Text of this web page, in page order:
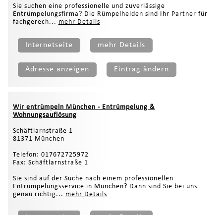
Sie suchen eine professionelle und zuverlässige
Entrümpelungsfirma? Die Rümpelhelden sind Ihr Partner für
fachgerech... mehr Details
Internetseite mehr Details
Adresse anzeigen Eintrag ändern
Wir entrümpeln München - Entrümpelung &
Wohnungsauflösung
Schäftlarnstraße 1
81371 München
Telefon: 017672725972
Fax: Schäftlarnstraße 1
Sie sind auf der Suche nach einem professionellen
Entrümpelungsservice in München? Dann sind Sie bei uns
genau richtig... mehr Details